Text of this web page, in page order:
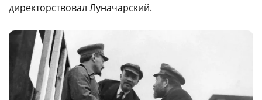
директорствовал Луначарский.